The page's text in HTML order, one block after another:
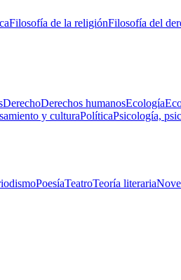
Filosofía de la religiónFilosofía del
DerechoDerechos humanosEcología
y culturaPolíticaPsicología,
PoesíaTeatroTeoría literaria